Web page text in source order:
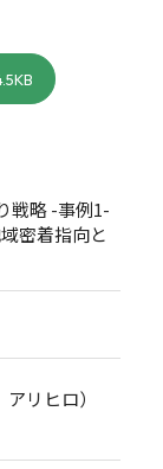
戦略 -事例1-
密着指向と
リヒロ）